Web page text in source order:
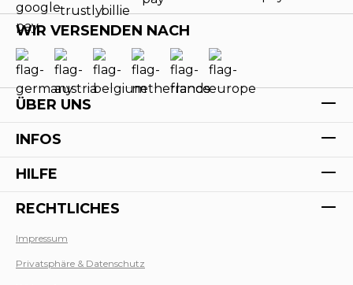
WIR VERSENDEN NACH
ÜBER UNS
INFOS
HILFE
RECHTLICHES
Impressum
Privatsphäre & Datenschutz